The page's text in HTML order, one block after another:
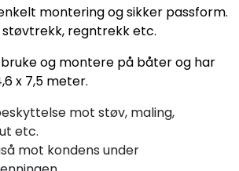
montering og sikker passform.
støvtrekk, regntrekk etc.
og montere på båter og har
x 7,5 meter.
mot støv, maling,
etc.
mot kondens under